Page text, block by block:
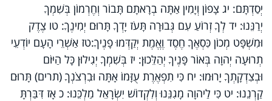
יְסַדְתָּם: יג צָפוֹן וְיָמִין אַתָּה בְרָאתָם תָּבוֹר וְחֶרְמוֹן בְּשִׁמְךָ
יְרַנֵּנוּ: יד לְךָ זְרוֹעַ עִם גְּבוּרָה תָּעֹז יָדְךָ תָּרוּם יְמִינֶךָ: טו צֶדֶק
וּמִשְׁפָּט מְכוֹן כִּסְאֶךָ חֶסֶד וֶאֱמֶת יְקַדְּמוּ פָנֶיךָ:טז אַשְׁרֵי הָעָם יוֹדְעֵי
תְרוּעָה יְהוָה בְּאוֹר פָּנֶיךָ יְהַלֵּכוּן: יז בְּשִׁמְךָ יְגִילוּן כָּל הַיּוֹם
וּבְצִדְקָתְךָ יָרוּמוּ: יח כִּי תִפְאֶרֶת עֻזָּמוֹ אָתָּה וּבִרְצֹנְךָ (תרים) תָּרוּם
קַרְנֵנוּ: יט כִּי לַיהוָה מָגִנֵּנוּ וְלִקְדוֹשׁ יִשְׂרָאֵל מַלְכֵּנוּ: כ אָז דִּבַּרְתָּ